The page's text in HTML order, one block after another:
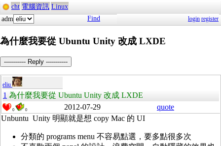
cht 電腦資訊 Linux
adm
Find login register
為什麼我要從 Ubuntu Unity 改成 LXDE
----------- Reply -----------
eliu
1 為什麼我要從 Ubuntu Unity 改成 LXDE
0 0 2012-07-29
quote
Unbuntu Unity 明顯就是想 copy Mac 的 UI
分類的 programs menu 不容易點選，要多點很多次